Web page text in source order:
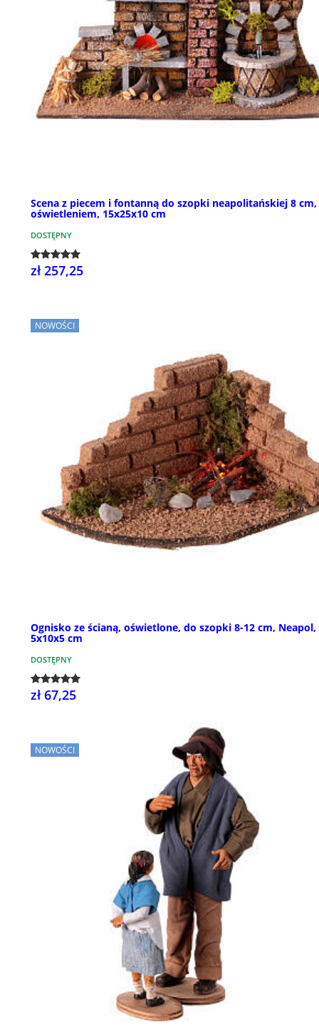
Scena z piecem i fontanną do szopki neapolitańskiej 8 cm,
oświetleniem, 15x25x10 cm
DOSTĘPNY
zł 257,25
NOWOŚCI
Ognisko ze ścianą, oświetlone, do szopki 8-12 cm, Neapol,
5x10x5 cm
DOSTĘPNY
zł 67,25
NOWOŚCI